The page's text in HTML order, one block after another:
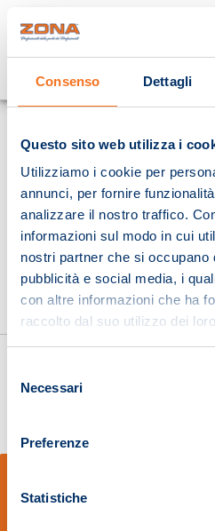
Consenso Dettagli
Questo sito web utilizza i
Utilizziamo i cookie per
annunci, per fornire
analizzare il nostro traffico.
informazioni sul modo in cui
nostri partner che si occupano
pubblicità e social media, i
con altre informazioni che ha
raccolto dal suo utilizzo dei
delNecessari
Preferenze
Statistiche
Cosa stai cercando?
Pistoia 01680210505 – R.E.A. n.155974 -
Società adotta il Codice Etico D.lgs. 231/